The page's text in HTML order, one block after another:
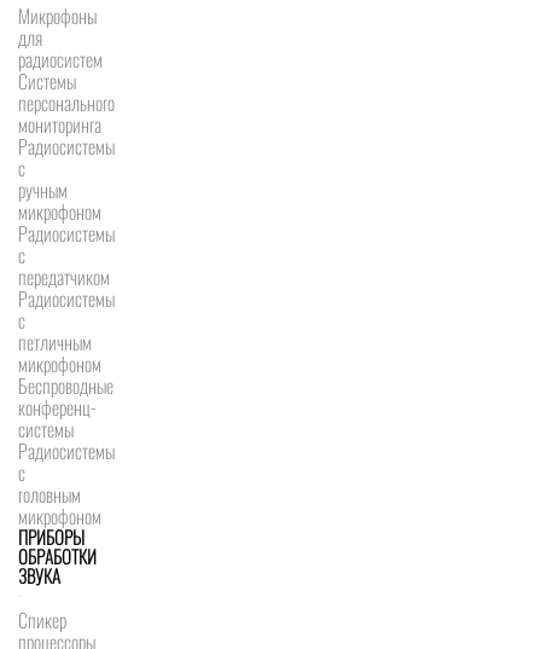
Микрофоны
для
радиосистем
Системы
персонального
мониторинга
Радиосистемы
c
ручным
микрофоном
Радиосистемы
с
передатчиком
Радиосистемы
с
петличным
микрофоном
Беспроводные
конференц-
системы
Радиосистемы
с
головным
микрофоном
ПРИБОРЫ
ОБРАБОТКИ
ЗВУКА
Спикер
процессоры